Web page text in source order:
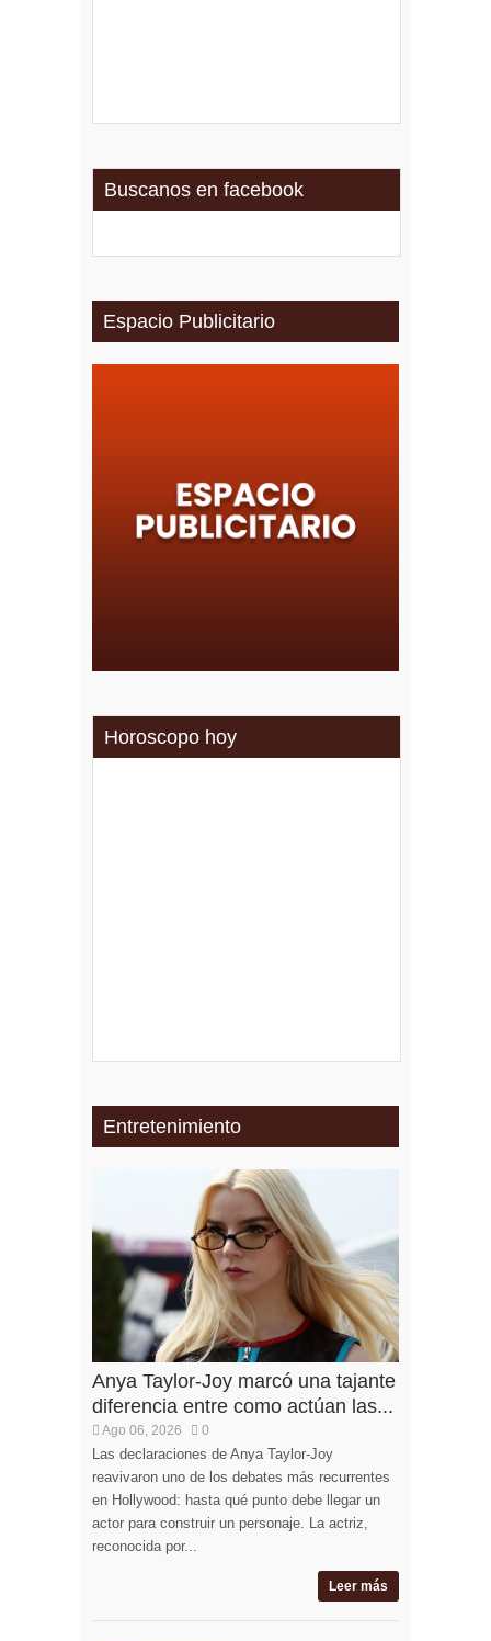
Buscanos en facebook
Espacio Publicitario
Horoscopo hoy
Entretenimiento
Anya Taylor-Joy marcó una tajante
diferencia entre como actúan las...
Ago 06, 2026 0
Las declaraciones de Anya Taylor-Joy
reavivaron uno de los debates más recurrentes
en Hollywood: hasta qué punto debe llegar un
actor para construir un personaje. La actriz,
reconocida por...
Leer más